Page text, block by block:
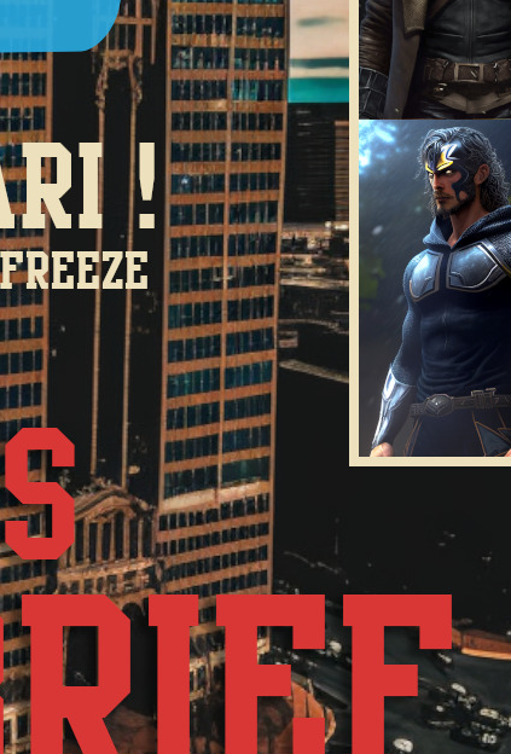
LES LAMES DU CARDINAL #04 – Le Bal
de Cinq Mars
3 août 2026
HORREUR LIMINALE – CAMP
COLDWATER – LIVE STREAM
29 juillet 2026